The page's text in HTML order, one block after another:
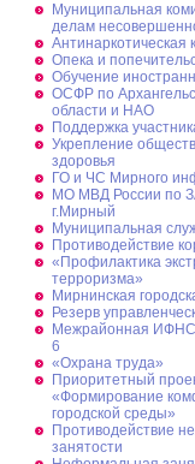
Муниципальная
делам
Антинаркотическая
Опека и
Обучение
ОСФР по
области и НАО
Поддержка
Укрепление
здоровья
ГО и ЧС Мирного
МО МВД России по
г.Мирный
Муниципальная
Противодействие
«Профилактика
терроризма»
Мирнинская
Резерв
Межрайонная
6
«Охрана труда»
Приоритетный
«Формирование
городской среды»
Противодействие
занятости